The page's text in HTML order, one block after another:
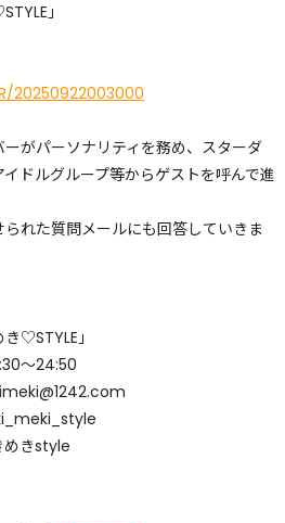
」
20250922003000
がパーソナリティを務め、スターダ
ドルグループ等からゲストを呼んで進
れた質問メールにも回答していきま
♡STYLE」
～24:50
きstyle